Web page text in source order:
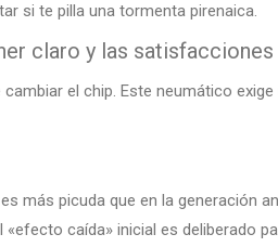
si te pilla una tormenta pirenaica.
claro y las
el chip. Este neumático exige
más picuda que en la generación
«efecto caída» inicial es deliberado